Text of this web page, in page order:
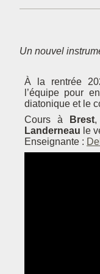
Un nouvel
À la rentrée
l’équipe pour
diatonique et le
Cours à
Brest,
Landerneau le
Enseignante :